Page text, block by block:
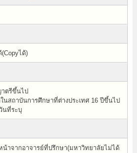
ได้)
ตรีขึ้นไป
สถาบันการศึกษาที่ต่างประเทศ 16 ปีขึ้นไป
นที่ระบุ
น้าจากอาจารย์ที่ปรึกษา(มหาวิทยาลัยไม่ได้